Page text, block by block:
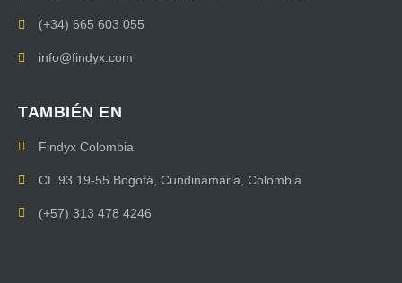
(+34) 665 603 055
info@findyx.com
TAMBIÉN EN
Findyx Colombia
CL.93 19-55 Bogotá, Cundinamarla, Colombia
(+57) 313 478 4246